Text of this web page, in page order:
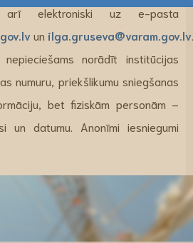
elektroniski uz e-pasta
un ilga.gruseva@varam.gov.lv
nepieciešams norādīt institūcijas
numuru, priekšlikumu sniegšanas
bet fiziskām personām –
un datumu. Anonīmi iesniegumi